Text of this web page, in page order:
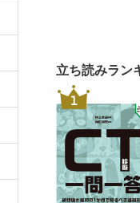
Ⅲ章 全国の
1 国立
MEMO
2 国立
MEMO
3 慶應
立ち読みラン
1